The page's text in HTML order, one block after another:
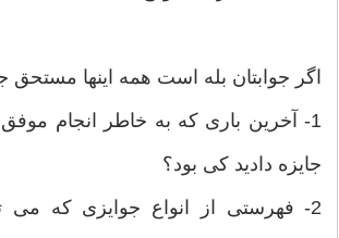
اگر جوابتان بله است همه اینها مستحق
1- آخرین باری که به خاطر انجام
جایزه دادید کی بود؟
2- فهرستی از انواع جوایزی که می